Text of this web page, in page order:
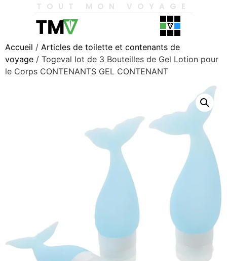
TOUT MON VOYAGE
Accueil / Articles de toilette et contenants de
voyage / Togeval lot de 3 Bouteilles de Gel Lotion pour
le Corps CONTENANTS GEL CONTENANT